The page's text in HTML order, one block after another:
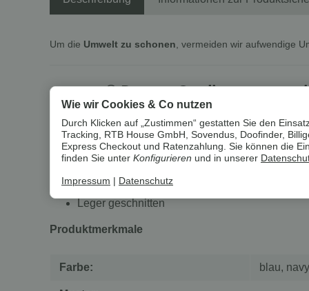
Um die Umwelt zu schonen, vermeiden wir aufwendige
esmara® Damen Cardigan, aus
Angenehmer Tragekomfort durch reine
Aus weichem Lochstrick
Bündchen an Ärmeln und Saum
Leger geschnitten
Produktmerkmale
Farbe: blau,
Wie wir Cookies & Co nutzen
Durch Klicken auf „Zustimmen“ gestatten Sie den
Tracking, RTB House GmbH, Sovendus, Doofinder,
Express Checkout und Ratenzahlung. Sie können die
finden Sie unter Konfigurieren und in unserer
Impressum Datenschutz